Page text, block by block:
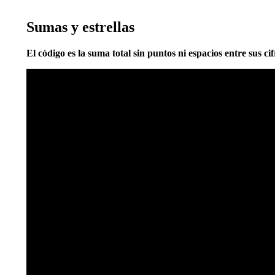
Sumas y estrellas
El código es la suma total sin puntos ni espacios entre sus